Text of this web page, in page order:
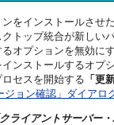
をインストールさ
トップ統合が新し
オプションを無効
ンストールするオプ
セスを開始する 「更
ョン確認」ダイア
ライアントサーバー